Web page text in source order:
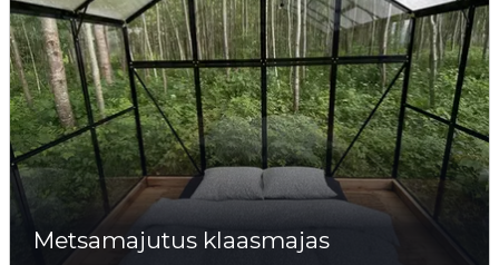
Metsamajutus klaasmajas